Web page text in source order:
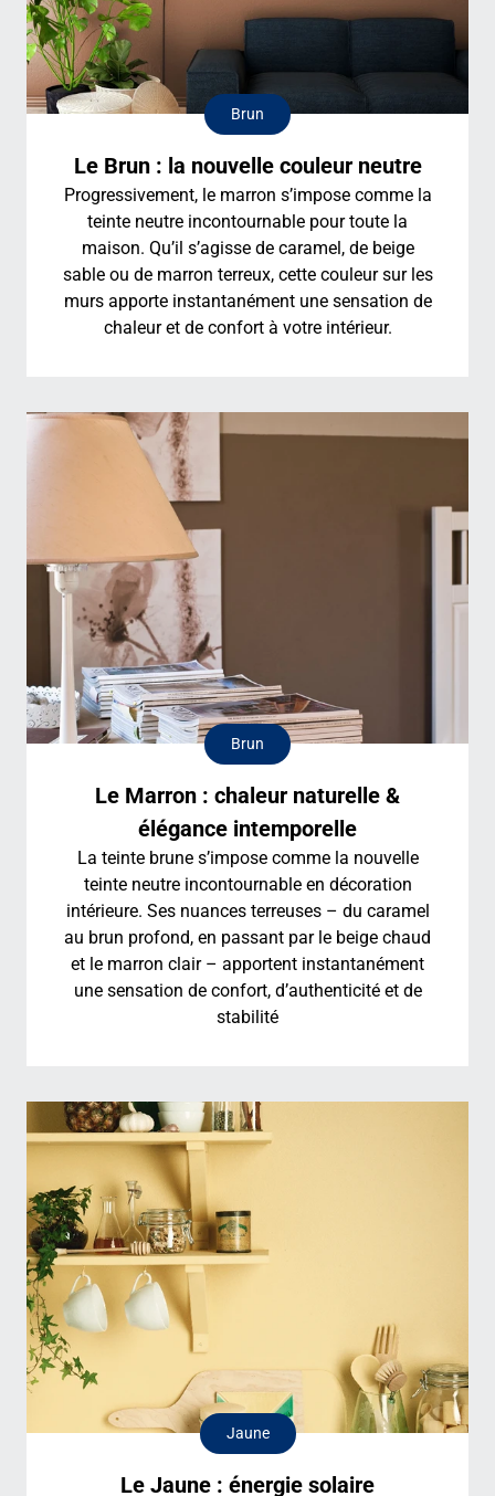
Le Brun : la nouvelle couleur neutre
Brun
Progressivement, le marron s’impose comme la
teinte neutre incontournable pour toute la
maison. Qu’il s’agisse de caramel, de beige
sable ou de marron terreux, cette couleur sur les
murs apporte instantanément une sensation de
chaleur et de confort à votre intérieur.
Le Marron : chaleur naturelle &
élégance intemporelle
Brun
La teinte brune s’impose comme la nouvelle
teinte neutre incontournable en décoration
intérieure. Ses nuances terreuses – du caramel
au brun profond, en passant par le beige chaud
et le marron clair – apportent instantanément
une sensation de confort, d’authenticité et de
stabilité
Le Jaune : énergie solaire
Jaune